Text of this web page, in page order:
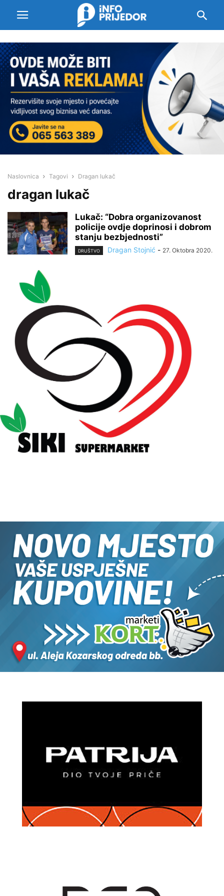
Naslovnica Tagovi Dragan lukač
dragan lukač
Lukač: “Dobra organizovanost
policije ovdje doprinosi i dobrom
stanju bezbjednosti”
DRUŠTVO Dragan Stojnić - 27. Oktobra 2020.